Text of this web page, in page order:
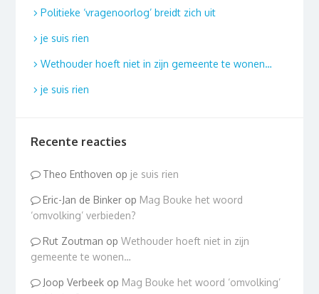
Politieke ‘vragenoorlog’ breidt zich uit
je suis rien
Wethouder hoeft niet in zijn gemeente te wonen…
je suis rien
Recente reacties
Theo Enthoven op je suis rien
Eric-Jan de Binker op Mag Bouke het woord
‘omvolking’ verbieden?
Rut Zoutman opWethouder hoeft niet in zijn
gemeente te wonen…
Joop Verbeek op Mag Bouke het woord ‘omvolking’